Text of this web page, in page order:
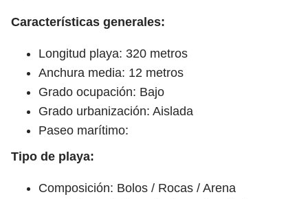
Características generales:
Longitud playa: 320 metros
Anchura media: 12 metros
Grado ocupación: Bajo
Grado urbanización: Aislada
Paseo marítimo:
Tipo de playa:
Composición: Bolos / Rocas / Arena